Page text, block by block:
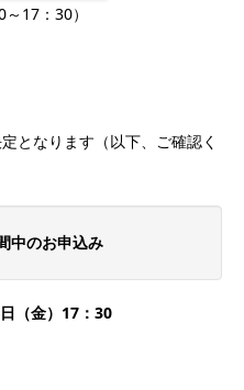
17：30）
となります（以下、ご確認く
中のお申込み
（金）17：30